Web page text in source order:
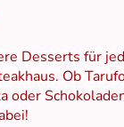
Desserts für
Ob
oder